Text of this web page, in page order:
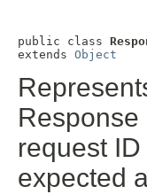
public class
extends Object
Response
request
expected